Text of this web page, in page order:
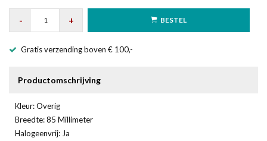
- + BESTEL
Gratis verzending boven € 100,-
Productomschrijving
Kleur: Overig
Breedte: 85 Millimeter
Halogeenvrij: Ja